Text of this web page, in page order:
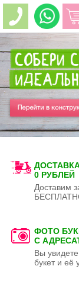
0 РУБЛЕЙ
Доставим
ФОТО
С
Вы
букет и её